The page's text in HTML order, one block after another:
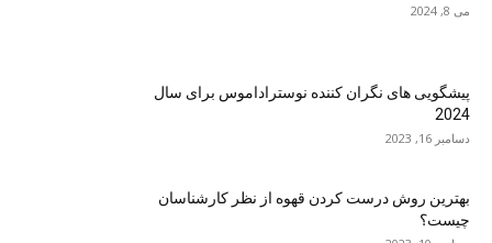
می 8, 2024
پیشگویی های نگران کننده نوستراداموس برای سال
2024
دسامبر 16, 2023
بهترین روش درست کردن قهوه از نظر کارشناسان
چیست؟